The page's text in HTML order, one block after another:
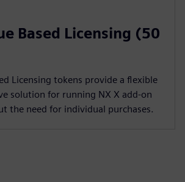
Based Licensing (50
Licensing tokens provide a flexible
solution for running NX X add-on
the need for individual purchases.